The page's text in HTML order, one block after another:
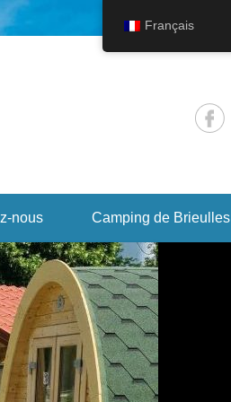
nous Camping de Brieulles
Français